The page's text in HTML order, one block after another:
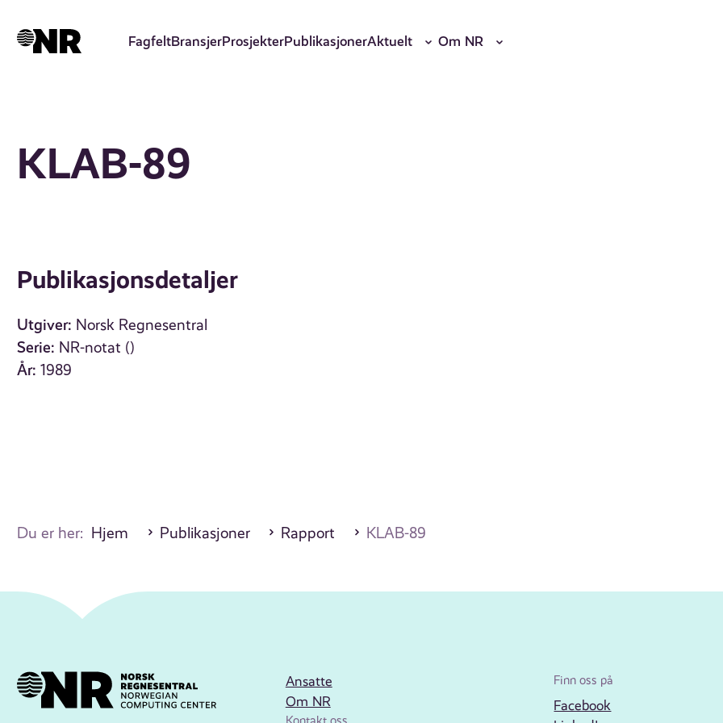
hovedinnhold
FagfeltBransjerProsjekterPublikasjonerAktuelt Om NR
KLAB-89
Publikasjonsdetaljer
Utgiver: Norsk Regnesentral
Serie: NR-notat ()
År: 1989
Du er her: Hjem Publikasjoner Rapport KLAB-89
Ansatte
Om NR
Finn oss på
Facebook